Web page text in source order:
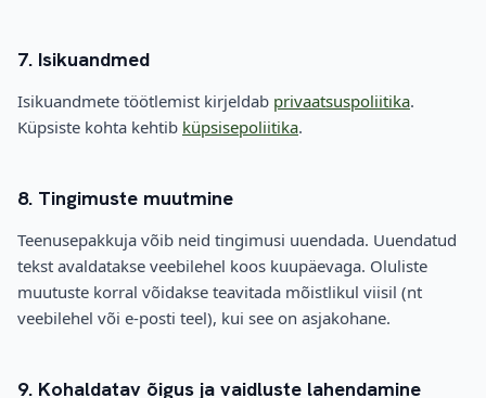
7. Isikuandmed
Isikuandmete töötlemist kirjeldab privaatsuspoliitika.
Küpsiste kohta kehtib küpsisepoliitika.
8. Tingimuste muutmine
Teenusepakkuja võib neid tingimusi uuendada. Uuendatud
tekst avaldatakse veebilehel koos kuupäevaga. Oluliste
muutuste korral võidakse teavitada mõistlikul viisil (nt
veebilehel või e-posti teel), kui see on asjakohane.
9. Kohaldatav õigus ja vaidluste lahendamine